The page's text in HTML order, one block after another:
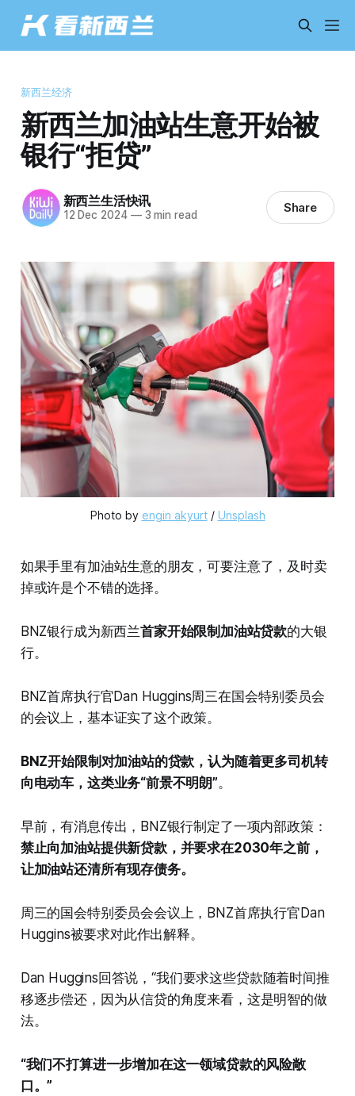
新西兰经济
新西兰加油站生意开始被
银行“拒贷”
新西兰生活快讯
12 Dec 2024 —3 min read Share
Photo by engin akyurt / Unsplash
如果手里有加油站生意的朋友，可要注意了，及时卖
掉或许是个不错的选择。
BNZ银行成为新西兰首家开始限制加油站贷款的大银
行。
BNZ首席执行官Dan Huggins周三在国会特别委员会
的会议上，基本证实了这个政策。
BNZ开始限制对加油站的贷款，认为随着更多司机转
向电动车，这类业务“前景不明朗”。
早前，有消息传出，BNZ银行制定了一项内部政策：
禁止向加油站提供新贷款，并要求在2030年之前，
让加油站还清所有现存债务。
周三的国会特别委员会会议上，BNZ首席执行官Dan
Huggins被要求对此作出解释。
Dan Huggins回答说，“我们要求这些贷款随着时间推
移逐步偿还，因为从信贷的角度来看，这是明智的做
法。
“我们不打算进一步增加在这一领域贷款的风险敞
口。”